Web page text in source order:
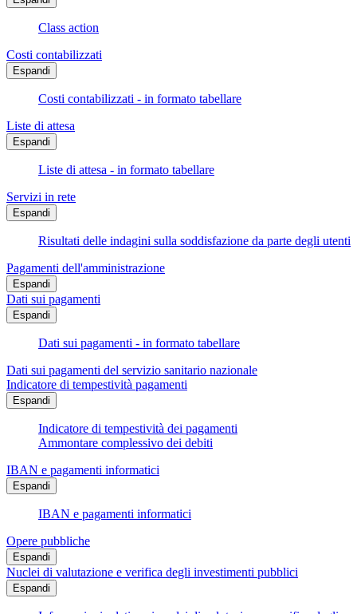
Class action
Costi contabilizzati
Espandi
Costi contabilizzati - in formato tabellare
Liste di attesa
Espandi
Liste di attesa - in formato tabellare
Servizi in rete
Espandi
Risultati delle indagini sulla soddisfazione da parte degli utenti
Pagamenti dell'amministrazione
Espandi
Dati sui pagamenti
Espandi
Dati sui pagamenti - in formato tabellare
Dati sui pagamenti del servizio sanitario nazionale
Indicatore di tempestività pagamenti
Espandi
Indicatore di tempestività dei pagamenti
Ammontare complessivo dei debiti
IBAN e pagamenti informatici
Espandi
IBAN e pagamenti informatici
Opere pubbliche
Espandi
Nuclei di valutazione e verifica degli investimenti pubblici
Espandi